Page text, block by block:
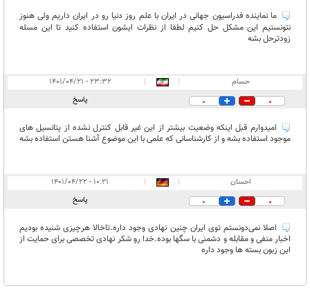
ما نماینده فدراسیون جهانی در ایران با علم روز دنیا رو در ایران داریم ولی هنوز
نتونستیم این مشکل حل کنیم لطفا از نظرات ایشون استفاده کنید تا این مسله
زودترحل بشه
حسام |
|
۲۳:۳۲ - ۱۴۰۱/۰۴/۲۱
0
0 پاسخ
امیدوارم قبل اینکه وضعیت بیشتر از این غیر قابل کنترل نشده از پتانسیل های
موجود استفاده بشه و از کارشناسانی که علمی با این موضوع آشنا هستن استفاده بشه
احسان |
|
۱۰:۲۱ - ۱۴۰۱/۰۴/۲۲
0
0 پاسخ
اصلا نمی‌دونستم توی ایران چنین نهادی وجود داره.تاخالا هرچیزی شنیده بودیم
اخبار منفی و مقابله و دشمنی با سگها بوده.خدا رو شکر نهادی تخصصی برای حمایت از
این زبون بسته ها وجود داره